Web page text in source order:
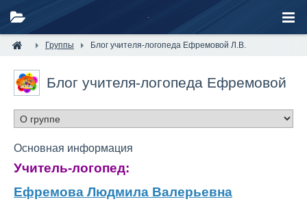
Группы Блог учителя-логопеда Ефремовой Л.В.
Блог учителя-логопеда Ефремовой
Л.В.
Основная информация
Учитель-логопед:
Ефремова Людмила Валерьевна